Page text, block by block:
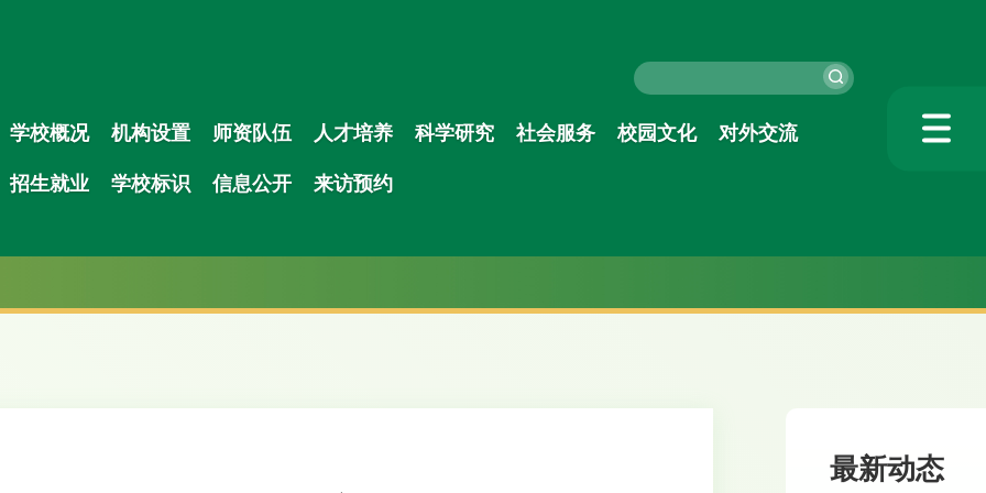
学校概况 机构设置 师资队伍 人才培养 科学研究 社会服务 校园文化 对外交流
招生就业 学校标识 信息公开 来访预约
最新动态